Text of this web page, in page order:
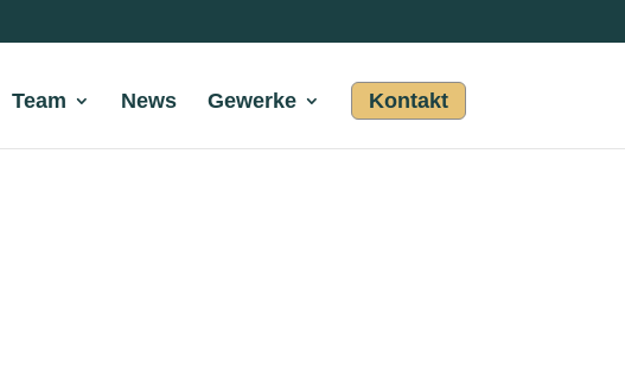
Team News Gewerke Kontakt